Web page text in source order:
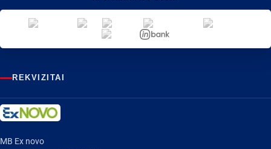
REKVIZITAI
MB Ex novo